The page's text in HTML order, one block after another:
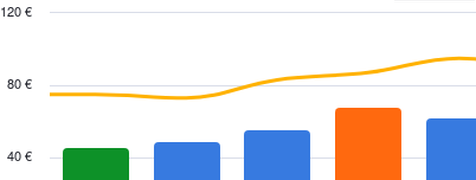
40 €
80 €
120 €